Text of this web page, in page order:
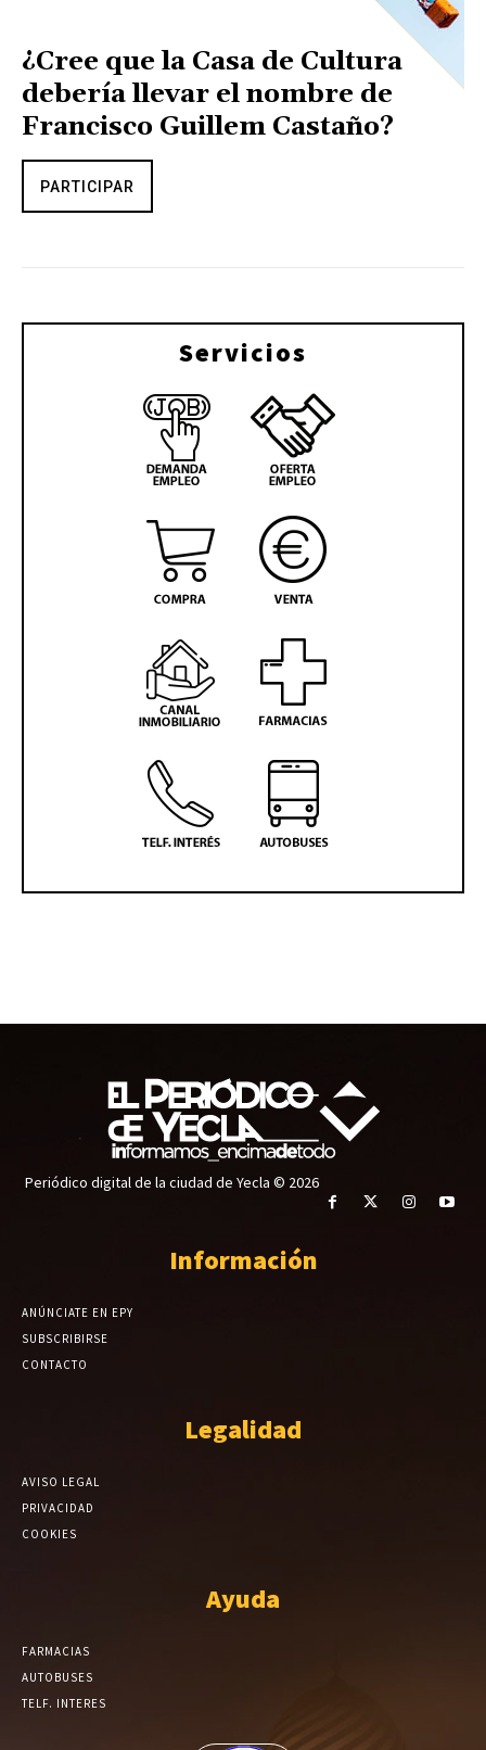
¿Cree que la Casa de Cultura
debería llevar el nombre de
Francisco Guillem Castaño?
PARTICIPAR
Servicios
Periódico digital de la ciudad de Yecla © 2026
Información
ANÚNCIATE EN EPY
SUBSCRIBIRSE
CONTACTO
Legalidad
AVISO LEGAL
PRIVACIDAD
COOKIES
Ayuda
FARMACIAS
AUTOBUSES
TELF. INTERES